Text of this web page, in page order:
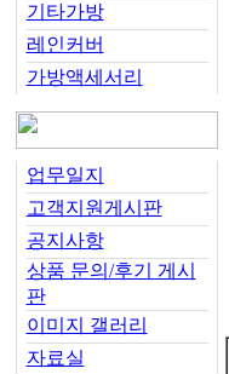
기타가방
레인커버
가방액세서리
업무일지
고객지원게시판
공지사항
상품 문의/후기 게시
판
이미지 갤러리
자료실